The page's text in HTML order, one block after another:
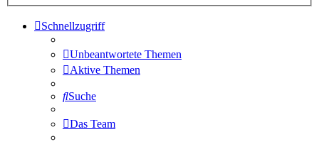
Schnellzugriff
Unbeantwortete Themen
Aktive Themen
Suche
Das Team